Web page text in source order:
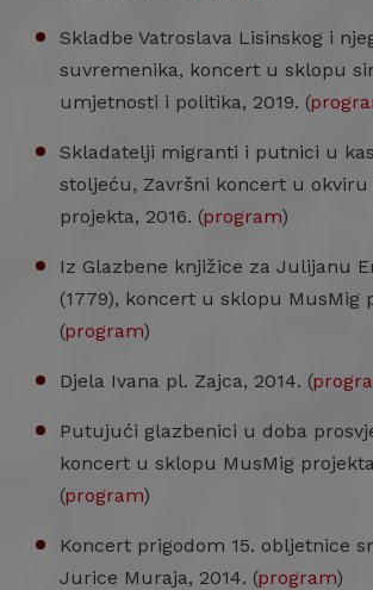
Skladbe Vatroslava Lisinskog i
suvremenika, koncert u sklopu
umjetnosti i politika, 2019. (
Skladatelji migranti i putnici u
stoljeću, Završni koncert u okviru
projekta, 2016. (program)
Iz Glazbene knjižice za Julijanu
(1779), koncert u sklopu MusMig
(program)
Djela Ivana pl. Zajca, 2014. (
Putujući glazbenici u doba
koncert u sklopu MusMig
(program)
Koncert prigodom 15. obljetnice
Jurice Muraja, 2014. (program)